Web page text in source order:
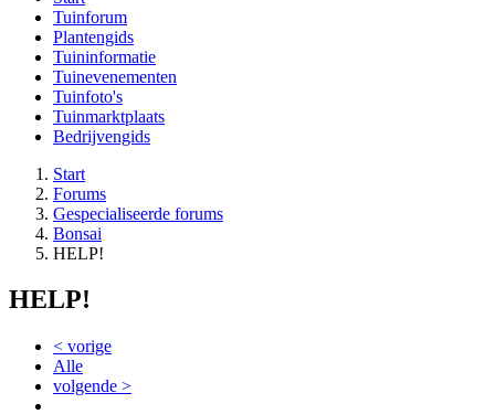
Tuinforum
Plantengids
Tuininformatie
Tuinevenementen
Tuinfoto's
Tuinmarktplaats
Bedrijvengids
Start
Forums
Gespecialiseerde forums
Bonsai
HELP!
HELP!
< vorige
Alle
volgende >